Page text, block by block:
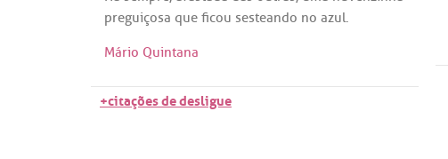
preguiçosa que ficou sesteando no azul.
Mário Quintana
+citações de desligue